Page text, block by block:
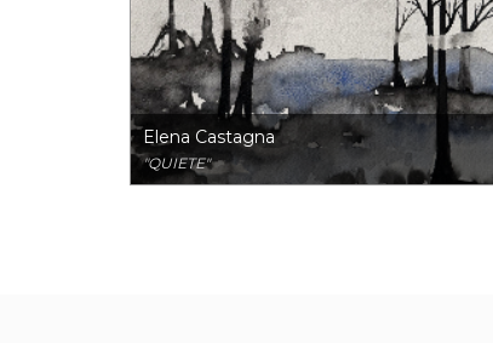
Elena Castagna
"QUIETE"